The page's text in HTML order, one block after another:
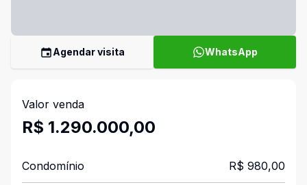
Agendar visita WhatsApp
Valor venda
R$ 1.290.000,00
Condomínio R$ 980,00